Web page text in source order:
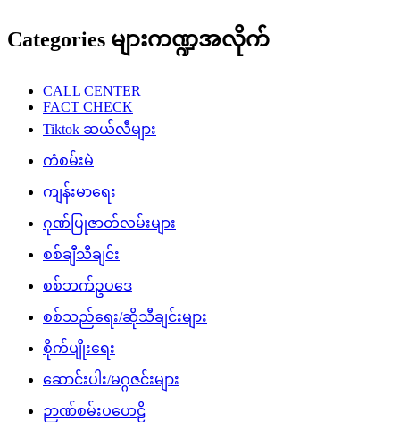
Categories များကဏ္ဍအလိုက်
CALL CENTER
FACT CHECK
Tiktok ဆယ်လီများ
ကံစမ်းမဲ
ကျန်းမာရေး
ဂုဏ်ပြုဇာတ်လမ်းများ
စစ်ချီသီချင်း
စစ်ဘက်ဥပဒေ
စစ်သည်ရေး/ဆိုသီချင်းများ
စိုက်ပျိုးရေး
ဆောင်းပါး/မဂ္ဂဇင်းများ
ဉာဏ်စမ်းပဟေဠိ